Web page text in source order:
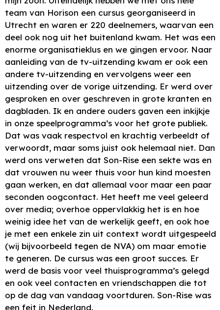
team van Horison een cursus georganiseerd in
Utrecht en waren er 220 deelnemers, waarvan een
deel ook nog uit het buitenland kwam. Het was een
enorme organisatieklus en we gingen ervoor. Naar
aanleiding van de tv-uitzending kwam er ook een
andere tv-uitzending en vervolgens weer een
uitzending over de vorige uitzending. Er werd over
gesproken en over geschreven in grote kranten en
dagbladen. Ik en andere ouders gaven een inkijkje
in onze speelprogramma’s voor het grote publiek.
Dat was vaak respectvol en krachtig verbeeldt of
verwoordt, maar soms juist ook helemaal niet. Dan
werd ons verweten dat Son-Rise een sekte was en
dat vrouwen nu weer thuis voor hun kind moesten
gaan werken, en dat allemaal voor maar een paar
seconden oogcontact. Het heeft me veel geleerd
over media; overhoe oppervlakkig het is en hoe
weinig idee het van de werkelijk geeft, en ook hoe
je met een enkele zin uit context wordt uitgespeeld
(wij bijvoorbeeld tegen de NVA) om maar emotie
te generen. De cursus was een groot succes. Er
werd de basis voor veel thuisprogramma’s gelegd
en ook veel contacten en vriendschappen die tot
op de dag van vandaag voortduren. Son-Rise was
een feit in Nederland.